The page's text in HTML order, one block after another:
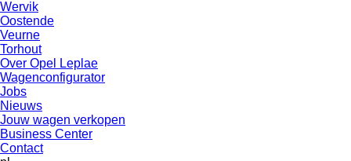
Wervik
Oostende
Veurne
Torhout
Over Opel Leplae
Wagenconfigurator
Jobs
Nieuws
Jouw wagen verkopen
Business Center
Contact